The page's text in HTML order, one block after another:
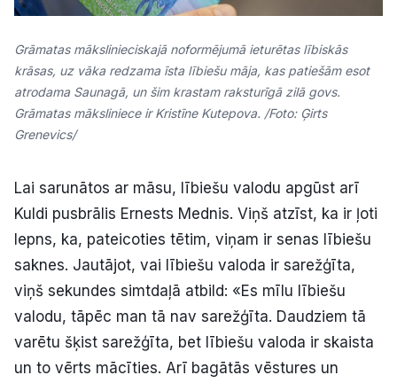
Grāmatas mākslinieciskajā noformējumā ieturētas lībiskās
krāsas, uz vāka redzama īsta lībiešu māja, kas patiešām esot
atrodama Saunagā, un šim krastam raksturīgā zilā govs.
Grāmatas māksliniece ir Kristīne Kutepova. /Foto: Ģirts
Grenevics/
Lai sarunātos ar māsu, lībiešu valodu apgūst arī
Kuldi pusbrālis Ernests Mednis. Viņš atzīst, ka ir ļoti
lepns, ka, pateicoties tētim, viņam ir senas lībiešu
saknes. Jautājot, vai lībiešu valoda ir sarežģīta,
viņš sekundes simtdaļā atbild: «Es mīlu lībiešu
valodu, tāpēc man tā nav sarežģīta. Daudziem tā
varētu šķist sarežģīta, bet lībiešu valoda ir skaista
un to vērts mācīties. Arī bagātās vēstures un